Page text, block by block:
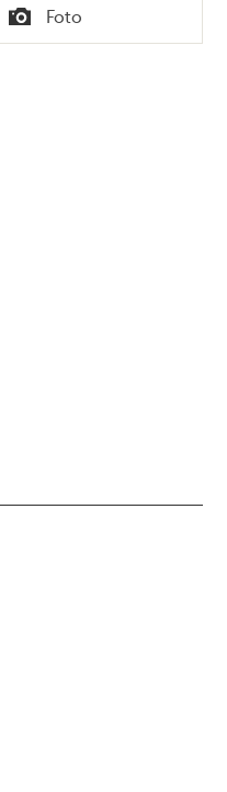
läroverk)
Tid
Typ
Foto